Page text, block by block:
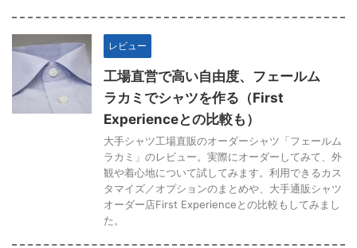
レビュー
工場直営で高い自由度、フェールム
ラカミでシャツを作る（First
Experienceとの比較も）
大手シャツ工場直販のオーダーシャツ「フェールム
ラカミ」のレビュー。実際にオーダーしてみて、外
観や着心地について試してみます。利用できるカス
タマイズ／オプションのまとめや、大手通販シャツ
オーダー店First Experienceとの比較もしてみまし
た。